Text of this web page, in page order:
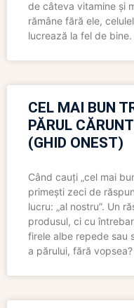
de câteva vitamine și
rămâne fără ele,
lucrează la fel de
CEL MAI BUN
PĂRUL
(GHID ONEST)
Când cauți „cel mai
primești zeci de
lucru: „al nostru”. Un
produsul, ci cu
firele albe repede sau
a părului, fără